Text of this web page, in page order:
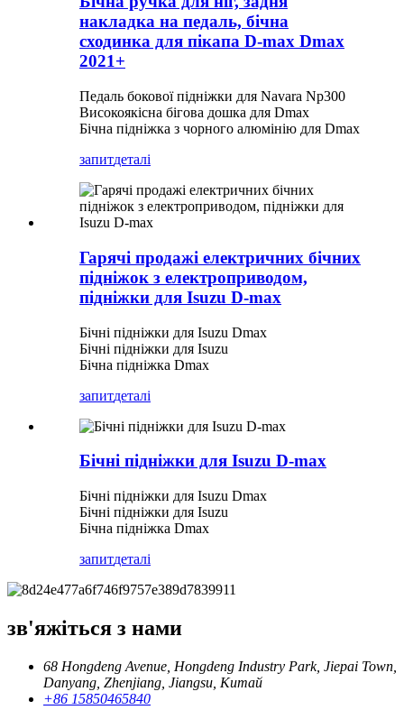
накладка на педаль, бічна
сходинка для пікапа D-max Dmax
2021+
Педаль бокової підніжки для Navara Np300
Високоякісна бігова дошка для Dmax
Бічна підніжка з чорного алюмінію для Dmax
запитдеталі
Гарячі продажі електричних бічних
підніжок з електроприводом,
підніжки для Isuzu D-max
Бічні підніжки для Isuzu Dmax
Бічні підніжки для Isuzu
Бічна підніжка Dmax
запитдеталі
Бічні підніжки для Isuzu D-max
Бічні підніжки для Isuzu Dmax
Бічні підніжки для Isuzu
Бічна підніжка Dmax
запитдеталі
зв'яжіться з нами
68 Hongdeng Avenue, Hongdeng Industry Park, Jiepai Town,
Danyang, Zhenjiang, Jiangsu, Китай
+86 15850465840